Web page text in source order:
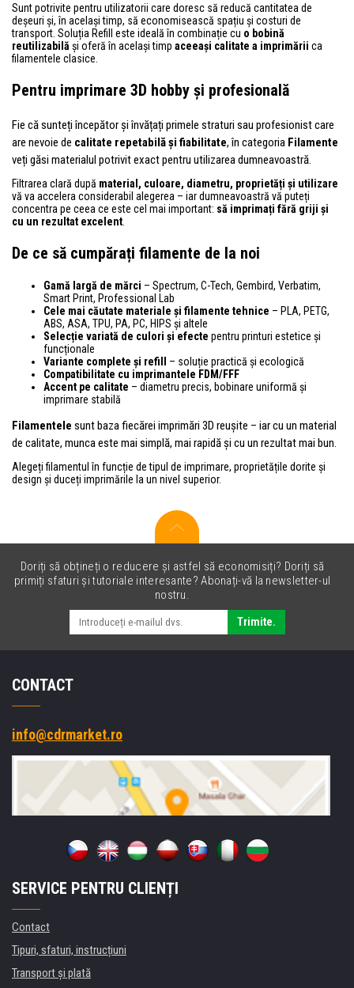
Sunt potrivite pentru utilizatorii care doresc să reducă cantitatea de
deșeuri și, în același timp, să economisească spațiu și costuri de
transport. Soluția Refill este ideală în combinație cu o bobină
reutilizabilă și oferă în același timp aceeași calitate a imprimării ca
filamentele clasice.
Pentru imprimare 3D hobby și profesională
Fie că sunteți începător și învățați primele straturi sau profesionist care
are nevoie de calitate repetabilă și fiabilitate, în categoria Filamente
veți găsi materialul potrivit exact pentru utilizarea dumneavoastră.
Filtrarea clară după material, culoare, diametru, proprietăți și utilizare
vă va accelera considerabil alegerea – iar dumneavoastră vă puteți
concentra pe ceea ce este cel mai important: să imprimați fără griji și
cu un rezultat excelent
De ce să cumpărați filamente de la noi
Gamă largă de mărci – Spectrum, C-Tech, Gembird, Verbatim,
Smart Print, Professional Lab
Cele mai căutate materiale și filamente tehnice – PLA, PETG,
ABS, ASA, TPU, PA, PC, HIPS și altele
Selecție variată de culori și efecte pentru printuri estetice și
funcționale
Variante complete și refill
– soluție practică și ecologică
Compatibilitate cu imprimantele FDM/FFF
Accent pe calitate – diametru precis, bobinare uniformă și
imprimare stabilă
Filamentele sunt baza fiecărei imprimări 3D reușite – iar cu un material
de calitate, munca este mai simplă, mai rapidă și cu un rezultat mai bun.
Alegeți filamentul în funcție de tipul de imprimare, proprietățile dorite și
design și duceți imprimările la un nivel superior.
Doriți să obțineți o reducere și astfel să economisiți? Doriți să
primiți sfaturi și tutoriale interesante? Abonați-vă la newsletter-ul
nostru.
Trimite.
CONTACT
info@cdrmarket.ro
SERVICE PENTRU CLIENȚI
Contact
Tipuri, sfaturi, instrucțiuni
Transport şi plată